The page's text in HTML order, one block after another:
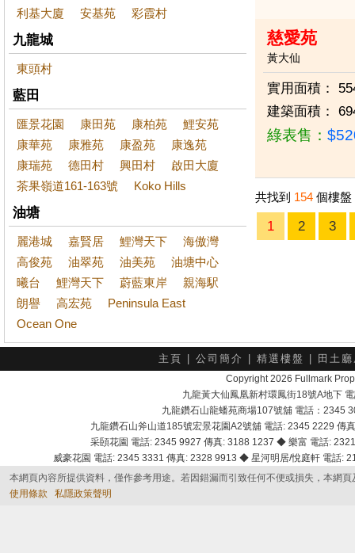
利基大廈 安基苑 彩霞村
九龍城
東頭村
藍田
匯景花園 康田苑 康柏苑
鯉安苑
康華苑
康雅苑 康盈苑
康逸苑
康瑞苑
德田村 興田村
啟田大廈
茶果嶺道161-163號
Koko Hills
油塘
麗港城 嘉賢居 鯉灣天下
海傲灣
高俊苑
油翠苑 油美苑
油塘中心
曦台
鯉灣天下 蔚藍東岸
親海駅
朗譽
高宏苑
Peninsula East
Ocean One
慈愛苑
黃大仙
實用面積：
建築面積：
綠表售：
共找到 154 個樓盤
1 2 3
主頁 公司簡介 精選樓盤 田土
Copyright 2026 Fullmark
九龍黃大仙鳳凰新村環鳳街18號A地下
九龍鑽石山龍蟠苑商場107號舖 電話：2345
九龍鑽石山斧山道185號宏景花園A2號舖 電話: 2345 2229
采頣花園 電話: 2345 9927 傳真: 3188 1237 ◆ 樂富 電話:
威豪花園 電話: 2345 3331 傳真: 2328 9913 ◆ 星河明居/悅庭軒 電話
本網頁內容所提供資料，僅作參考用途。若因錯漏而引致任何不便或損失，本網
使用條款
私隱政策聲明